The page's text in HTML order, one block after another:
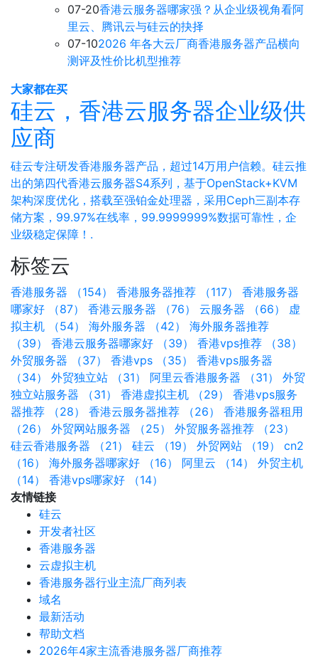
07-20香港云服务器哪家强？从企业级视角看阿
里云、腾讯云与硅云的抉择
07-102026 年各大云厂商香港服务器产品横向
测评及性价比机型推荐
大家都在买
硅云，香港云服务器企业级供
应商
硅云专注研发香港服务器产品，超过14万用户信赖。硅云推
出的第四代香港云服务器S4系列，基于OpenStack+KVM
架构深度优化，搭载至强铂金处理器，采用Ceph三副本存
储方案，99.97%在线率，99.9999999%数据可靠性，企
业级稳定保障！.
标签云
香港服务器 （154） 香港服务器推荐 （117）
香港服务器
哪家好 （87）
香港云服务器 （76） 云服务器 （66）
虚
拟主机 （54）
海外服务器 （42）
海外服务器推荐
（39）
香港云服务器哪家好 （39）
香港vps推荐 （38）
外贸服务器 （37）
香港vps （35）
香港vps服务器
（34）
外贸独立站 （31） 阿里云香港服务器 （31）
外贸
独立站服务器 （31）
香港虚拟主机 （29）
香港vps服务
器推荐 （28）
香港云服务器推荐 （26）
香港服务器租用
（26）
外贸网站服务器 （25）
外贸服务器推荐 （23）
硅云香港服务器 （21）
硅云 （19） 外贸网站 （19）
cn2
（16）
海外服务器哪家好 （16） 阿里云 （14）
外贸主机
（14）
香港vps哪家好 （14）
友情链接
硅云
开发者社区
香港服务器
云虚拟主机
香港服务器行业主流厂商列表
域名
最新活动
帮助文档
2026年4家主流香港服务器厂商推荐